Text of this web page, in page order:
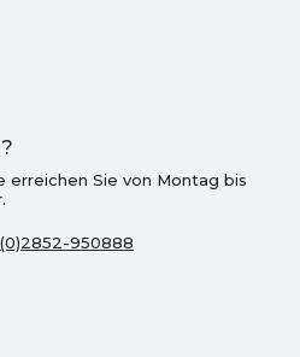
erreichen Sie von Montag bis
950888